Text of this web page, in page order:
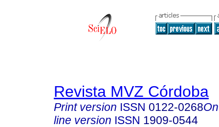
Revista MVZ Córdoba
Print version ISSN 0122-0268
line version ISSN 1909-0544